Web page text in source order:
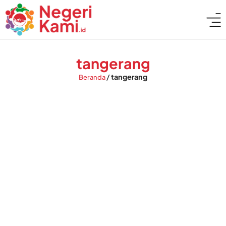
tangerang
Beranda/tangerang